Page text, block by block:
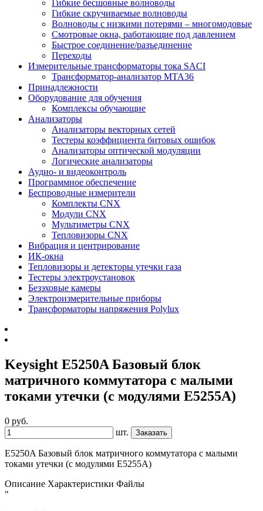
Гибкие бесшовные волноводы
Гибкие скручиваемые волноводы
Волноводы с низкими потерями – многомодовые
Смотровые окна, работающие под давлением
Быстрое соединение/разъединение
Переходы
Измерительные трансформаторы тока SACI
Трансформатор-анализатор MTA36
Принадлежности
Оборудование для обучения
Комплексы обучающие
Анализаторы
Анализаторы векторных сетей
Тестеры коэффициента битовых ошибок
Анализаторы оптической модуляции
Логические анализаторы
Аудио- и видеоконтроль
Программное обеспечение
Беспроводные измерители
Комплекты CNX
Модули CNX
Мультиметры CNX
Тепловизоры CNX
Вибрация и центрирование
ИК-окна
Тепловизоры и детекторы утечки газа
Тестеры электроустановок
Безэховые камеры
Электроизмерительные приборы
Трансформаторы напряжения Polylux
Keysight E5250A Базовый блок
матричного коммутатора с малыми
токами утечки (с модулями E5255A)
0 руб.
шт.
Заказать
E5250A Базовый блок матричного коммутатора с малыми
токами утечки (с модулями E5255A)
Описание Характеристики Файлы
"